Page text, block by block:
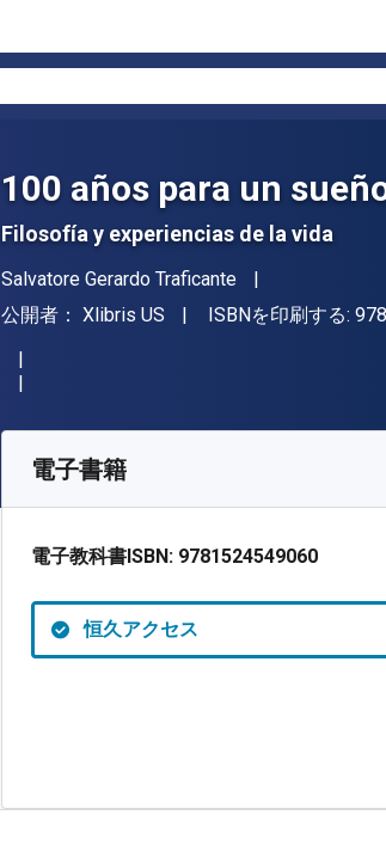
100 años para un
Filosofía y experiencias de la vida
著者
Salvatore Gerardo Traficante
出版社
公開者： Xlibris US ISBNを印刷する:
SKU:
電子書籍
電子教科書ISBN: 9781524549060
恒久アクセス